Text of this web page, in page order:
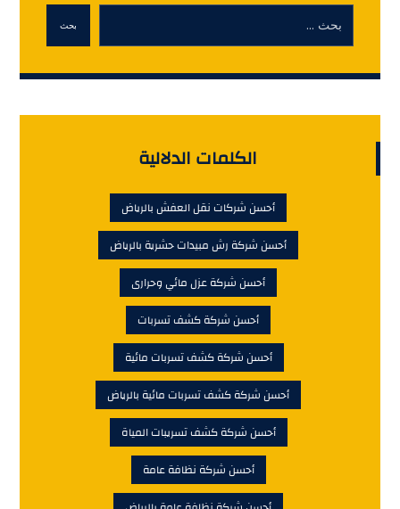
بحث
الكلمات الدلالية
أحسن شركات نقل العفش بالرياض
أحسن شركة رش مبيدات حشرية بالرياض
أحسن شركة عزل مائي وحرارى
أحسن شركة كشف تسربات
أحسن شركة كشف تسربات مائية
أحسن شركة كشف تسربات مائية بالرياض
أحسن شركة كشف تسريبات المياة
أحسن شركة نظافة عامة